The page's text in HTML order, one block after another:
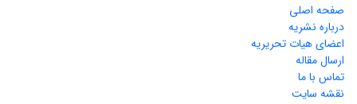
صفحه اصلی
درباره نشریه
اعضای هیات تحریریه
ارسال مقاله
تماس با ما
نقشه سایت